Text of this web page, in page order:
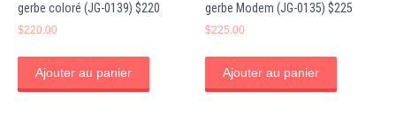
gerbe coloré (JG-0139) $220
$220.00
Ajouter au panier
gerbe Modem (JG-0135) $225
$225.00
Ajouter au panier